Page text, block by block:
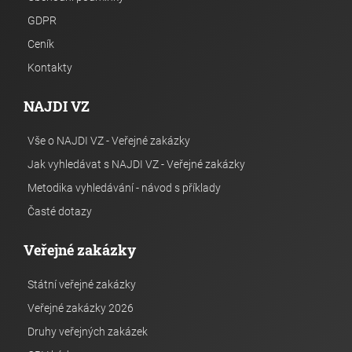
GDPR
Ceník
Kontakty
NAJDI VZ
Vše o NAJDI VZ - Veřejné zakázky
Jak vyhledávat s NAJDI VZ - Veřejné zakázky
Metodika vyhledávání - návod s příklady
Časté dotazy
Veřejné zakázky
Státní veřejné zakázky
Veřejné zakázky 2026
Druhy veřejných zakázek